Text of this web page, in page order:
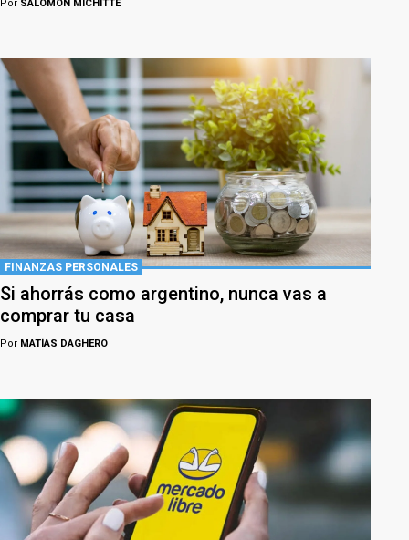
Por SALOMÓN MICHITTE
FINANZAS PERSONALES
Si ahorrás como argentino, nunca vas a
comprar tu casa
Por MATÍAS DAGHERO